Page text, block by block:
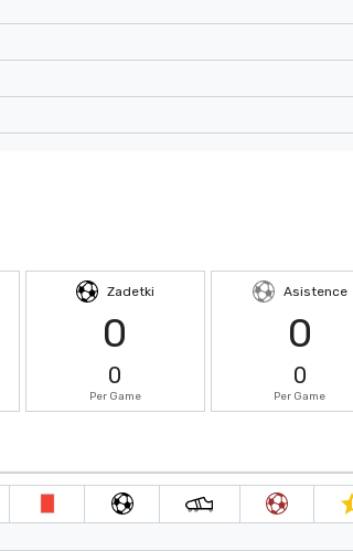
Zadetki
0
0
Per Game
Asistence
0
0
Per Game